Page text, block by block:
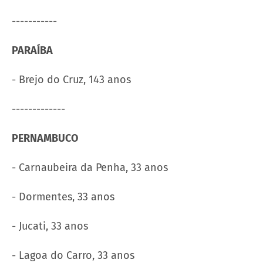
-----------
PARAÍBA
- Brejo do Cruz, 143 anos
-------------
PERNAMBUCO
- Carnaubeira da Penha, 33 anos
- Dormentes, 33 anos
- Jucati, 33 anos
- Lagoa do Carro, 33 anos